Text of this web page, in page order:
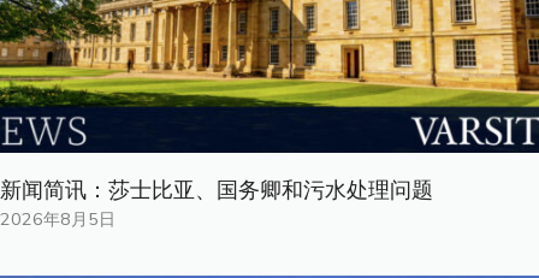
新闻简讯：莎士比亚、国务卿和污水处理问题
2026年8月5日